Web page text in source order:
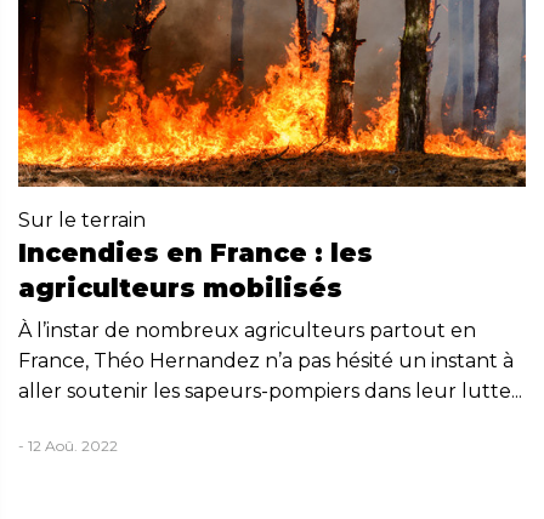
Sur le terrain
Incendies en France : les
agriculteurs mobilisés
À l’instar de nombreux agriculteurs partout en
France, Théo Hernandez n’a pas hésité un instant à
aller soutenir les sapeurs-pompiers dans leur lutte...
- 12 Aoû. 2022